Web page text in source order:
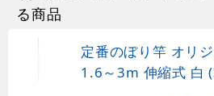
る商品
定番のぼり竿 オリ
1.6～3m 伸縮式